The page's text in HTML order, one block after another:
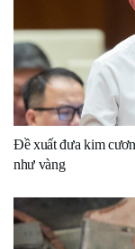
Đề xuất đưa kim
như vàng